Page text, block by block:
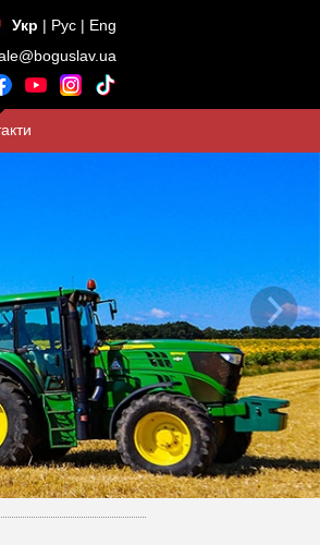
Укр | Рус | Eng